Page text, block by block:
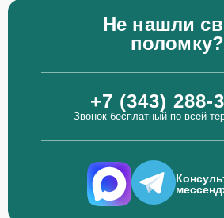
Не нашли
поломку?
+7 (343) 288-
Звонок бесплатный по всей